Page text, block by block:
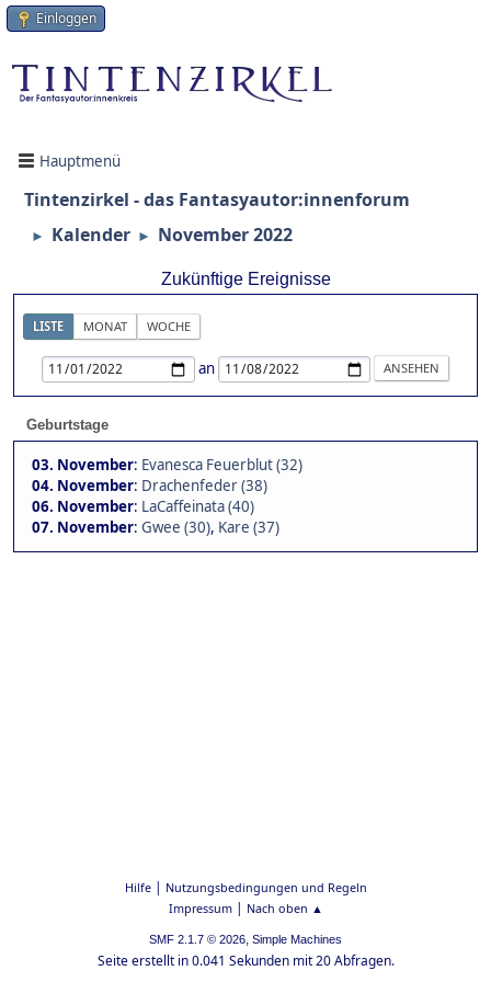
Einloggen
Hauptmenü
Tintenzirkel - das Fantasyautor:innenforum
► Kalender ► November 2022
Zukünftige Ereignisse
LISTE MONAT WOCHE
an
Geburtstage
03. November: Evanesca Feuerblut (32)
04. November: Drachenfeder (38)
06. November: LaCaffeinata (40)
07. November: Gwee (30), Kare (37)
Hilfe| Nutzungsbedingungen und Regeln
Impressum| Nach oben ▲
SMF 2.1.7 © 2026, Simple Machines
Seite erstellt in 0.041 Sekunden mit 20 Abfragen.